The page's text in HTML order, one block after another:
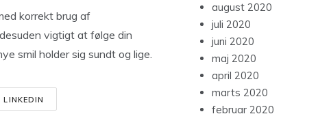
korrekt brug af
vigtigt at følge din
smil holder sig sundt og lige.
LINKEDIN
august 2020
juli 2020
juni 2020
maj 2020
april 2020
marts 2020
februar 2020